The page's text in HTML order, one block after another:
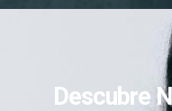
Descubre